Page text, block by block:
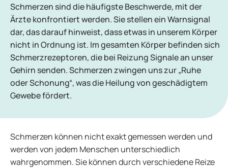
Schmerzen sind die häufigste Beschwerde, mit der
Ärzte konfrontiert werden. Sie stellen ein Warnsignal
dar, das darauf hinweist, dass etwas in unserem Körper
nicht in Ordnung ist. Im gesamten Körper befinden sich
Schmerzrezeptoren, die bei Reizung Signale an unser
Gehirn senden. Schmerzen zwingen uns zur „Ruhe
oder Schonung“, was die Heilung von geschädigtem
Gewebe fördert.
Schmerzen können nicht exakt gemessen werden und
werden von jedem Menschen unterschiedlich
wahrgenommen. Sie können durch verschiedene Reize